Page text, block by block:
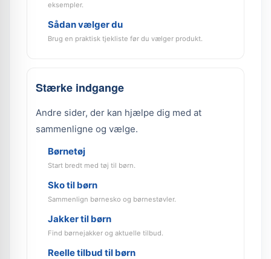
eksempler.
Sådan vælger du
Brug en praktisk tjekliste før du vælger produkt.
Stærke indgange
Andre sider, der kan hjælpe dig med at
sammenligne og vælge.
Børnetøj
Start bredt med tøj til børn.
Sko til børn
Sammenlign børnesko og børnestøvler.
Jakker til børn
Find børnejakker og aktuelle tilbud.
Reelle tilbud til børn